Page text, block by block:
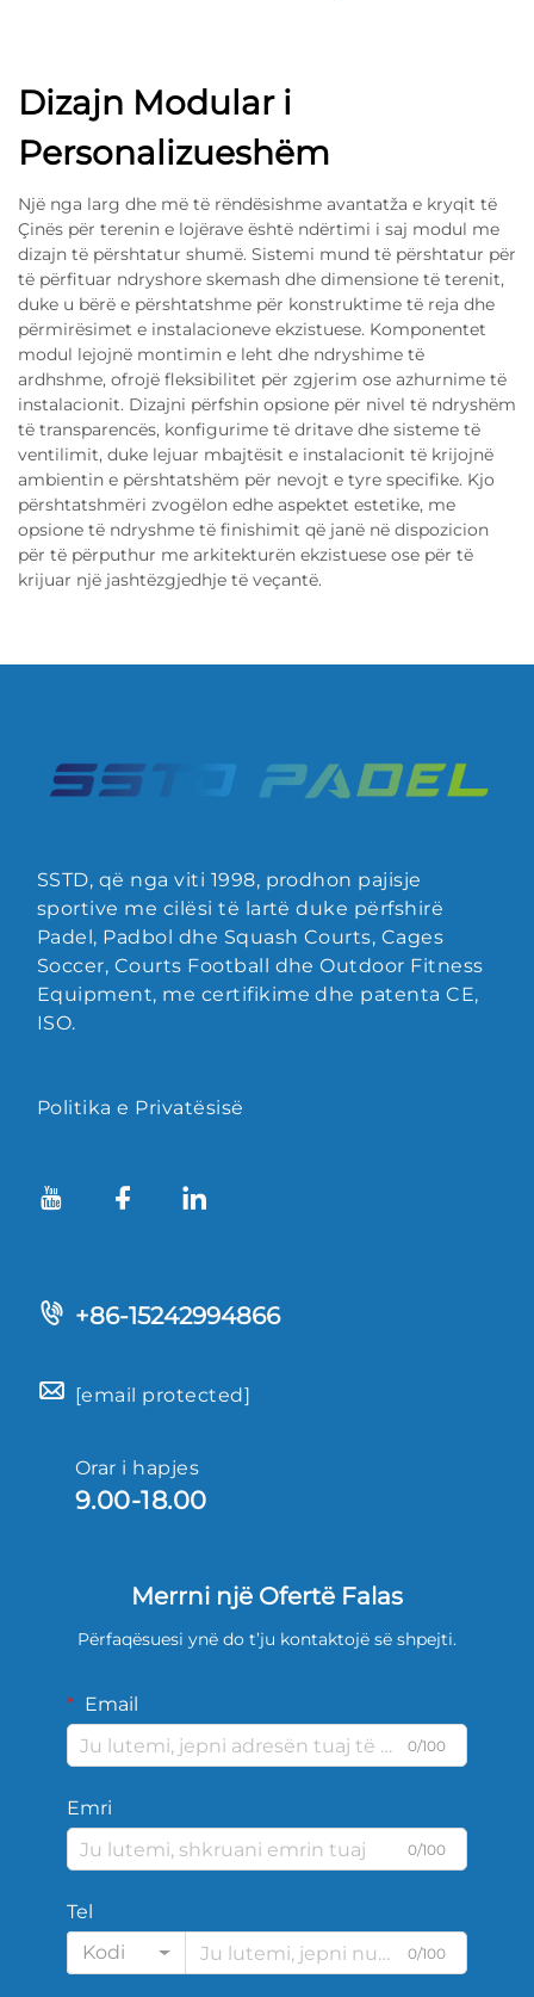
Dizajn Modular i
Personalizueshëm
Një nga larg dhe më të rëndësishme avantatža e kryqit të
Çinës për terenin e lojërave është ndërtimi i saj modul me
dizajn të përshtatur shumë. Sistemi mund të përshtatur për
të përfituar ndryshore skemash dhe dimensione të terenit,
duke u bërë e përshtatshme për konstruktime të reja dhe
përmirësimet e instalacioneve ekzistuese. Komponentet
modul lejojnë montimin e leht dhe ndryshime të
ardhshme, ofrojë fleksibilitet për zgjerim ose azhurnime të
instalacionit. Dizajni përfshin opsione për nivel të ndryshëm
të transparencës, konfigurime të dritave dhe sisteme të
ventilimit, duke lejuar mbajtësit e instalacionit të krijojnë
ambientin e përshtatshëm për nevojt e tyre specifike. Kjo
përshtatshmëri zvogëlon edhe aspektet estetike, me
opsione të ndryshme të finishimit që janë në dispozicion
për të përputhur me arkitekturën ekzistuese ose për të
krijuar një jashtëzgjedhje të veçantë.
SSTD, që nga viti 1998, prodhon pajisje
sportive me cilësi të lartë duke përfshirë
Padel, Padbol dhe Squash Courts, Cages
Soccer, Courts Football dhe Outdoor Fitness
Equipment, me certifikime dhe patenta CE,
ISO.
Politika e Privatësisë
+86-15242994866
[email protected]
Orar i hapjes
9.00-18.00
Merrni një Ofertë Falas
Përfaqësuesi ynë do t’ju kontaktojë së shpejti.
Email
0/100
Emri
0/100
Tel
Kodi
0/100